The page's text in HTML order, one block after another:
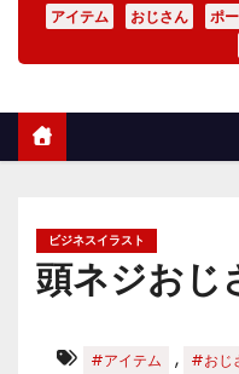
アイテム おじさん ポ
ビジネスイラスト
頭ネジおじ
#アイテム , #おじ